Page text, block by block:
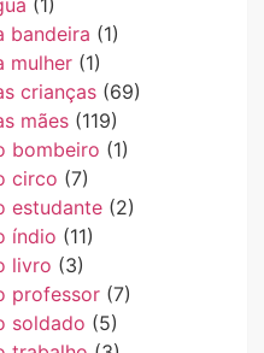
(1)
bandeira (1)
mulher(1)
crianças(69)
mães(119)
bombeiro (1)
circo (7)
estudante(2)
índio (11)
livro (3)
professor(7)
soldado (5)